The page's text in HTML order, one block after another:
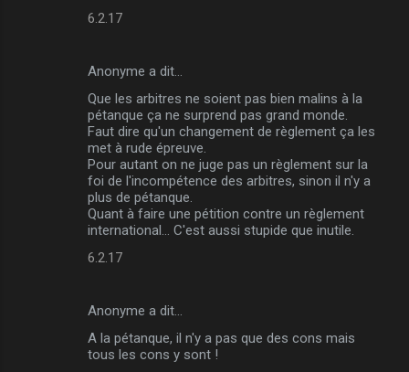
6.2.17
Anonyme a dit…
Que les arbitres ne soient pas bien malins à la
pétanque ça ne surprend pas grand monde.
Faut dire qu'un changement de règlement ça les
met à rude épreuve.
Pour autant on ne juge pas un règlement sur la
foi de l'incompétence des arbitres, sinon il n'y a
plus de pétanque.
Quant à faire une pétition contre un règlement
international... C'est aussi stupide que inutile.
6.2.17
Anonyme a dit…
A la pétanque, il n'y a pas que des cons mais
tous les cons y sont !